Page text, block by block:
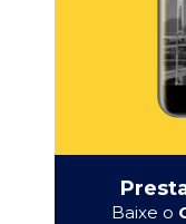
Baixe o